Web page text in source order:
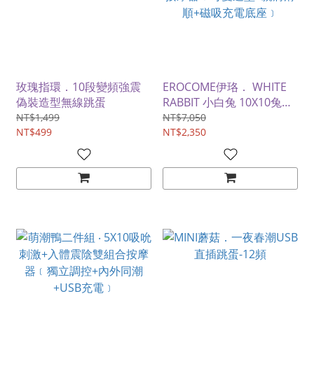
玫瑰指環．10段變頻強震
偽裝造型無線跳蛋
NT$1,499
NT$499
EROCOME伊珞． WHITE
RABBIT 小白兔 10X10兔耳
撩震+兔尾吸吮 分體式刺激
按摩器﹝可愛造型+親膚滑
順+磁吸充電底座﹞
NT$7,050
NT$2,350